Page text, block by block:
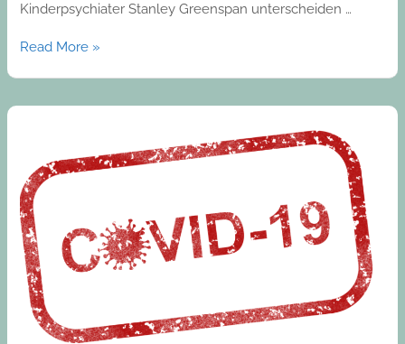
Kinderpsychiater Stanley Greenspan unterscheiden …
Read More »
–
Antigen
Test
in
der
Ordination